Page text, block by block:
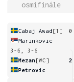
osmifinále
Cabaj Awad [1]
0
Marinkovic
3-6, 3-6
Mezan[WC]
2
Petrovic